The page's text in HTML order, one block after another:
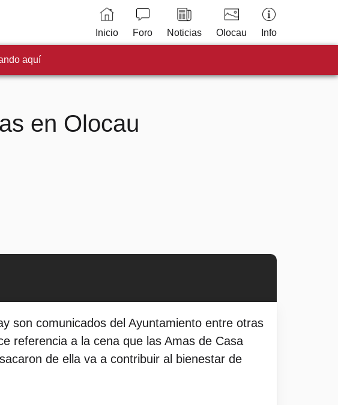
Inicio Foro Noticias Olocau Info
aquí
en Olocau
son comunicados del Ayuntamiento entre otras
referencia a la cena que las Amas de Casa
de ella va a contribuir al bienestar de